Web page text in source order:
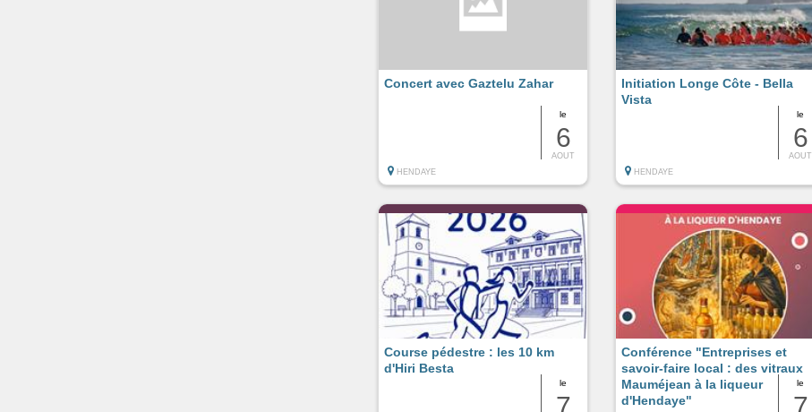
le
6
AOUT
Concert avec Gaztelu Zahar
HENDAYE
le
6
AOUT
Initiation Longe Côte - Bella
Vista
HENDAYE
le
Course pédestre : les 10 km
d'Hiri Besta
le
Conférence "Entreprises et
savoir-faire local : des vitraux
Mauméjean à la liqueur
d'Hendaye"